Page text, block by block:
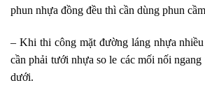
phun nhựa đồng đều thì cần dùng phun
– Khi thi công mặt đường láng nhựa
cần phải tưới nhựa so le các mối nối
dưới.